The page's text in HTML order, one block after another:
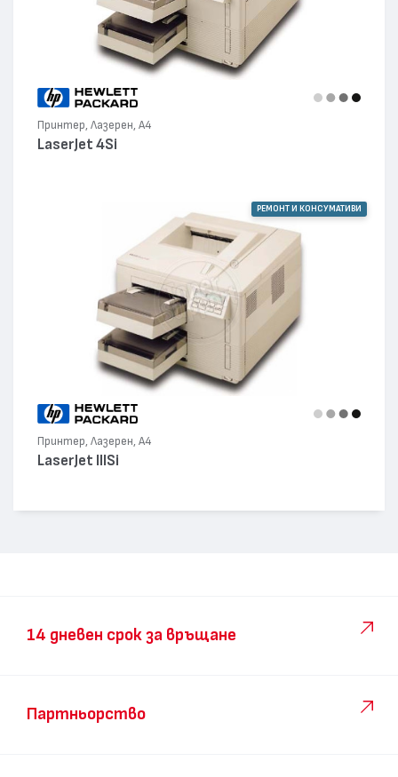
Принтер, Лазерен, А4
LaserJet 4Si
РЕМОНТ И КОНСУМАТИВИ
Принтер, Лазерен, А4
LaserJet IIISi
14 дневен срок за връщане
Партньорство